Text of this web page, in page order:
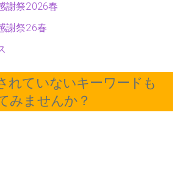
謝祭2026春
謝祭26春
れていないキーワードも
みませんか？